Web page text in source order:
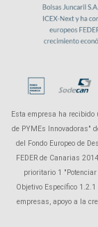
Esta empresa ha
de PYMEs Innovadoras"
del Fondo Europeo de
FEDER de Canarias
prioritario 1
Objetivo Específico
empresas, apoyo a la